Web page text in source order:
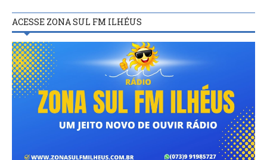
ACESSE ZONA SUL FM ILHÉUS